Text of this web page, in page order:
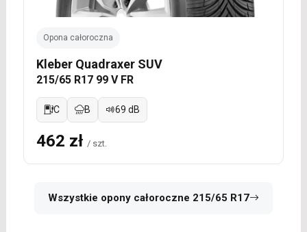
Opona całoroczna
Kleber Quadraxer SUV
215/65 R17 99 V FR
C B 69 dB
462 zł / szt.
Wszystkie opony całoroczne 215/65 R17